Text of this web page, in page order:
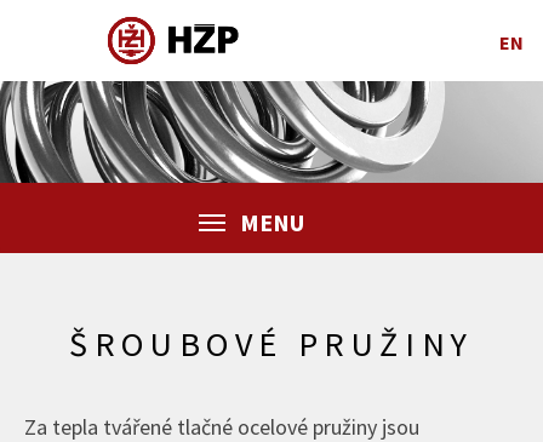
EN
MENU
ŠROUBOVÉ PRUŽINY
Za tepla tvářené tlačné ocelové pružiny jsou